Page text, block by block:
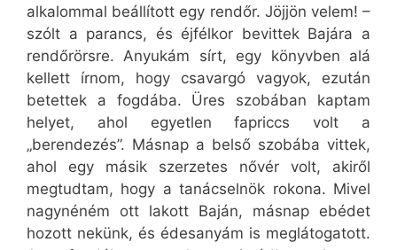
alkalommal beállított egy rendőr. Jöjjön velem! –
szólt a parancs, és éjfélkor bevittek Bajára a
rendőrörsre. Anyukám sírt, egy könyvben alá
kellett írnom, hogy csavargó vagyok, ezután
betettek a fogdába. Üres szobában kaptam
helyet, ahol egyetlen fapriccs volt a
„berendezés”. Másnap a belső szobába vittek,
ahol egy másik szerzetes nővér volt, akiről
megtudtam, hogy a tanácselnök rokona. Mivel
nagynéném ott lakott Baján, másnap ebédet
hozott nekünk, és édesanyám is meglátogatott.